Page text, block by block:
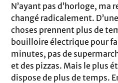
N’ayant pas d’horloge, ma
changé radicalement.
choses prennent plus de
bouilloire électrique pour
minutes, pas de
et des pizzas. Mais le plus
dispose de plus de temps.